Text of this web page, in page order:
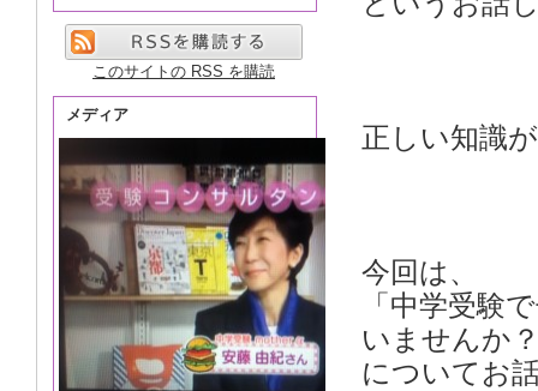
正しい知識
今回は、
「中学受験
いませんか
についてお
このサイトの RSS を購読
メディア